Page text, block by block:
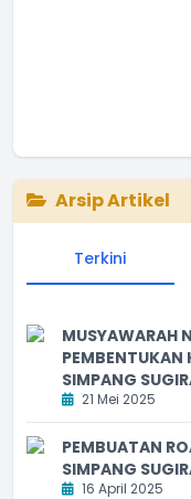
Arsip Artikel
Terkini
MUSYAWARAH
PEMBENTUKAN
SIMPANG
21 Mei 2025
PEMBUATAN
SIMPANG
16 April 2025